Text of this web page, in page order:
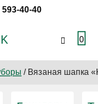
593-40-40
0
/ Вязаная шапка